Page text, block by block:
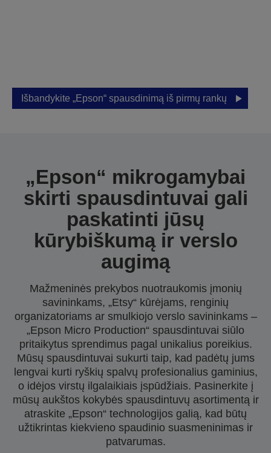
Išbandykite „Epson“ spausdinimą iš pirmų rankų
„Epson“ mikrogamybai
skirti spausdintuvai gali
paskatinti jūsų
kūrybiškumą ir verslo
augimą
Mažmeninės prekybos nuotraukomis įmonių
savininkams, „Etsy“ kūrėjams, renginių
organizatoriams ar smulkiojo verslo savininkams –
„Epson Micro Production“ spausdintuvai siūlo
pritaikytus sprendimus pagal unikalius poreikius.
Mūsų spausdintuvai sukurti taip, kad padėtų jums
lengvai kurti ryškių spalvų profesionalius gaminius,
o idėjos virstų ilgalaikiais įspūdžiais. Pasinerkite į
mūsų aukštos kokybės spausdintuvų asortimentą ir
atraskite „Epson“ technologijos galią, kad būtų
užtikrintas kiekvieno spaudinio suasmeninimas ir
patvarumas.